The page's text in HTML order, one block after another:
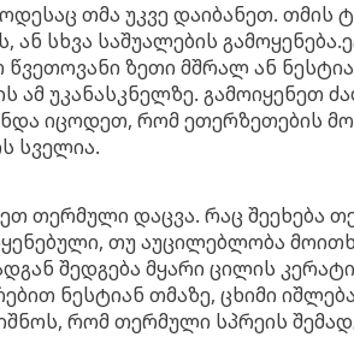
თმა უკვე დაიბანეთ. თმის
ან სხვა საშუალების
წვეთოვანი ზეთი მშრალ ან
ამ უკანასკნელზე. გამოიყენეთ
იცოდეთ, რომ ეთერზეთების
სველია.
თერმული დაცვა. რაც შეეხება
თუ აუცილებლობა
შედგება მყარი ცილის
ნესტიან თმაზე, ცხიმი
რომ თერმული სპრეის